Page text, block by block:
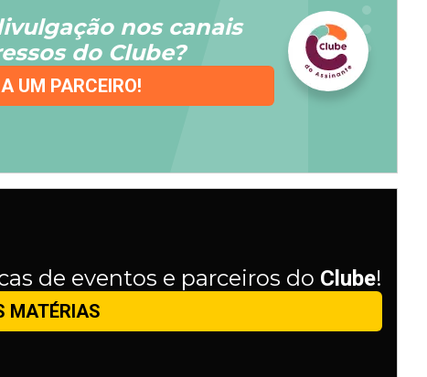
nos canais
do Clube?
UM PARCEIRO!
de eventos e parceiros do Clube!
MATÉRIAS